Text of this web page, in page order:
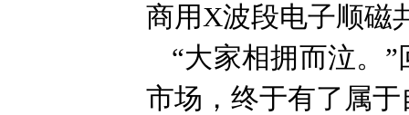
商用X波段电子顺磁
“大家相拥而泣。
市场，终于有了属于